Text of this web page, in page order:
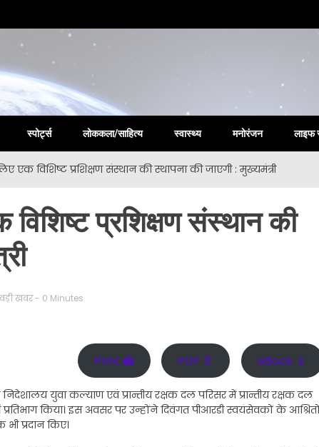
स्पोर्ट्स लोककला/साहित्य स्वास्थ्य मनोरंजन लाइफ
एक विशिष्ट प्रशिक्षण संस्थान की स्थापना की जाएगी : मुख्यमंत्री
प्रशिक्षण संस्थान की
बड़ी खबर - 0 Minutes
Print 🖨 PDF 📄 eBook 📱
युवा कल्याण एवं प्रान्तीय रक्षक दल परिसर में प्रान्तीय रक्षक दल
किया। इस अवसर पर उन्होंने दिवंगत पीआरडी स्वयंसेवकों के
प्रदान किए।